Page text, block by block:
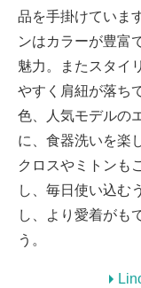
品を手掛けていま
ンはカラーが豊富
魅力。またスタイ
やすく肩紐が落ち
色、人気モデルの
に、食器洗いを楽
クロスやミトンも
し、毎日使い込む
し、より愛着がも
う。